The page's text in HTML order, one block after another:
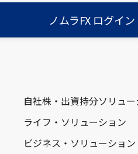
ノムラFX ログイン
自社株・出資持分ソリュ
ライフ・ソリューション
ビジネス・ソリューション